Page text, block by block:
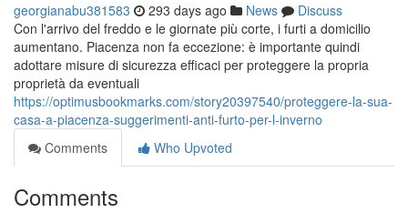
georgianabu381583 293 days ago News
Discuss
Con l'arrivo del freddo e le giornate più corte, i furti a domicilio
aumentano. Piacenza non fa eccezione: è importante quindi
adottare misure di sicurezza efficaci per proteggere la propria
proprietà da eventuali
https://optimusbookmarks.com/story20397540/proteggere-la-sua-
casa-a-piacenza-suggerimenti-anti-furto-per-l-inverno
Comments
Who Upvoted
Comments